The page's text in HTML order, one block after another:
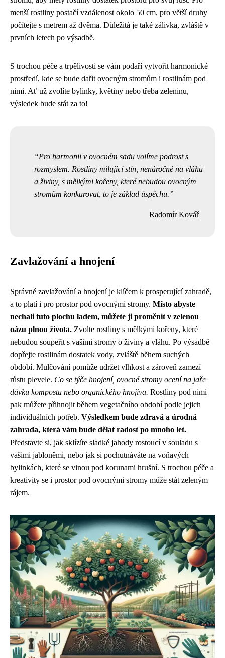
menší rostliny postačí vzdálenost okolo 50 cm, pro větší druhy
počítejte s metrem až dvěma. Důležitá je také zálivka, zvláště v
prvních letech po výsadbě.
S trochou péče a trpělivosti se vám podaří vytvořit harmonické
prostředí, kde se bude dařit ovocným stromům i rostlinám pod
nimi. Ať už zvolíte bylinky, květiny nebo třeba zeleninu,
výsledek bude stát za to!
Pro harmonii v ovocném sadu volíme podrost s
rozmyslem. Rostliny milující stín, nenáročné na vláhu
a živiny, s mělkými kořeny, které nebudou ovocným
stromům konkurovat, to je základ úspěchu.
Radomír Kovář
Zavlažování a hnojení
Správné zavlažování a hnojení je klíčem k prosperující zahradě,
a to platí i pro prostor pod ovocnými stromy. Místo abyste
nechali tuto plochu ladem, můžete ji proměnit v zelenou
oázu plnou života. Zvolte rostliny s mělkými kořeny, které
nebudou soupeřit s vašimi stromy o živiny a vláhu. Po výsadbě
dopřejte rostlinám dostatek vody, zvláště během suchých
období. Mulčování pomůže udržet vlhkost a zároveň zamezí
růstu plevele. Co se týče hnojení, ovocné stromy ocení na jaře
dávku kompostu nebo organického hnojiva. Rostliny pod nimi
pak můžete přihnojit během vegetačního období podle jejich
individuálních potřeb. Výsledkem bude zdravá a úrodná
zahrada, která vám bude dělat radost po mnoho let.
Představte si, jak sklízíte sladké jahody rostoucí v souladu s
vašimi jabloněmi, nebo jak si pochutnáváte na voňavých
bylinkách, které se vinou pod korunami hrušní. S trochou péče a
kreativity se i prostor pod ovocnými stromy může stát zeleným
rájem.